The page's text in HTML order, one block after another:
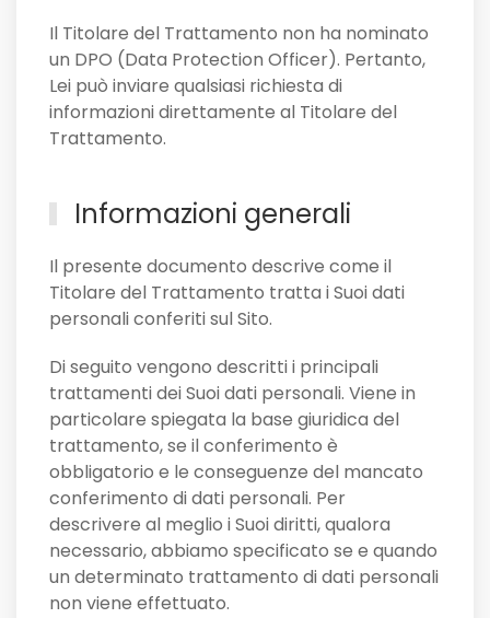
Il Titolare del Trattamento non ha nominato
un DPO (Data Protection Officer). Pertanto,
Lei può inviare qualsiasi richiesta di
informazioni direttamente al Titolare del
Trattamento.
Informazioni generali
Il presente documento descrive come il
Titolare del Trattamento tratta i Suoi dati
personali conferiti sul Sito.
Di seguito vengono descritti i principali
trattamenti dei Suoi dati personali. Viene in
particolare spiegata la base giuridica del
trattamento, se il conferimento è
obbligatorio e le conseguenze del mancato
conferimento di dati personali. Per
descrivere al meglio i Suoi diritti, qualora
necessario, abbiamo specificato se e quando
un determinato trattamento di dati personali
non viene effettuato.